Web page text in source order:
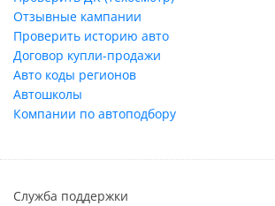
Отзывные кампании
Проверить историю авто
Договор купли-продажи
Авто коды регионов
Автошколы
Компании по автоподбору
Служба поддержки